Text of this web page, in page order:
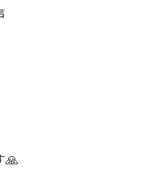
🙏